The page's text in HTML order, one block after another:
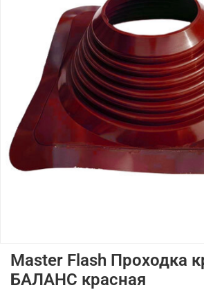
Master Flash Проходка
БАЛАНС красная